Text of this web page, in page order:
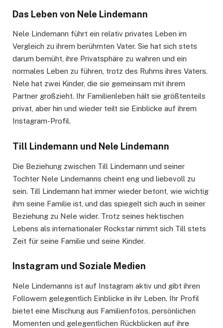
Das Leben von Nele Lindemann
Nele Lindemann führt ein relativ privates Leben im
Vergleich zu ihrem berühmten Vater. Sie hat sich stets
darum bemüht, ihre Privatsphäre zu wahren und ein
normales Leben zu führen, trotz des Ruhms ihres Vaters.
Nele hat zwei Kinder, die sie gemeinsam mit ihrem
Partner großzieht. Ihr Familienleben hält sie größtenteils
privat, aber hin und wieder teilt sie Einblicke auf ihrem
Instagram-Profil.
Till Lindemann und Nele Lindemann
Die Beziehung zwischen Till Lindemann und seiner
Tochter Nele Lindemanns cheint eng und liebevoll zu
sein. Till Lindemann hat immer wieder betont, wie wichtig
ihm seine Familie ist, und das spiegelt sich auch in seiner
Beziehung zu Nele wider. Trotz seines hektischen
Lebens als internationaler Rockstar nimmt sich Till stets
Zeit für seine Familie und seine Kinder.
Instagram und Soziale Medien
Nele Lindemanns ist auf Instagram aktiv und gibt ihren
Followern gelegentlich Einblicke in ihr Leben. Ihr Profil
bietet eine Mischung aus Familienfotos, persönlichen
Momenten und gelegentlichen Rückblicken auf ihre